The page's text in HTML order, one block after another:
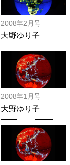
2008年2月号
大野ゆり子
2008年1月号
大野ゆり子